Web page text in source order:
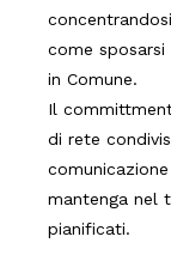
come
in Comune.
Il
di rete
mantenga nel
pianificati.